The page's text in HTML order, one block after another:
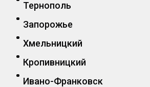
Тернополь
Запорожье
Хмельницкий
Кропивницкий
Ивано-Франковск